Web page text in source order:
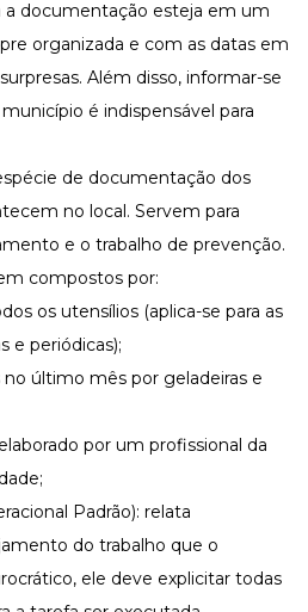
documentação esteja em um
organizada e com as datas em
Além disso, informar-se
é indispensável para
de documentação dos
no local. Servem para
e o trabalho de prevenção.
compostos por:
os utensílios (aplica-se para as
e periódicas);
último mês por geladeiras e
por um profissional da
Padrão): relata
do trabalho que o
ele deve explicitar todas